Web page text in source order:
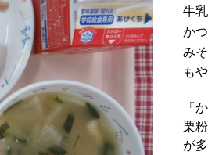
牛乳
か
み
も
「
栗
が